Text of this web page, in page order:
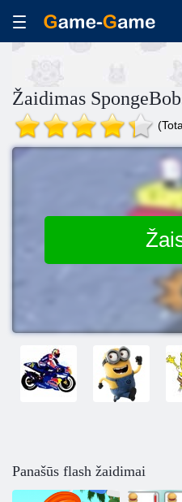
Žaidimas
Panašūs flash žaidimai